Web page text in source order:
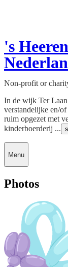
's
Non-profit or
In de wijk Ter
verstandelijke en/
ruim opgezet met
kinderboerderij ...
Menu
Photos